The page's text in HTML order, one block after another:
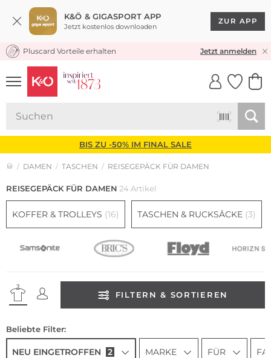
K&Ö & GIGASPORT APP
Jetzt kostenlos downloaden
ZUR APP
KOSTENLOSER VERSAND* & RÜCKVERSAND
Pluscard Vorteile erhalten Jetzt anmelden
UNSERE APP
CLICK &
BIS ZU -50% IM FINAL SALE
DAMEN TASCHEN REISEGEPÄCK FÜR DAMEN
REISEGEPÄCK FÜR DAMEN 24 Artikel
KOFFER & TROLLEYS (16) TASCHEN & RUCKSÄCKE (3)
FILTERN & SORTIEREN
Beliebte Filter:
NEU EINGETROFFEN 2 MARKE FÜR